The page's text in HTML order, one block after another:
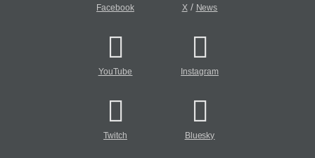
Facebook X/ News
YouTube Instagram
Twitch Bluesky